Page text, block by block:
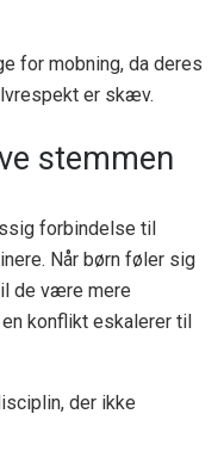
for mobning, da deres
er skæv.
stemmen
forbindelse til
Når børn føler sig
de være mere
konflikt eskalerer til
der ikke